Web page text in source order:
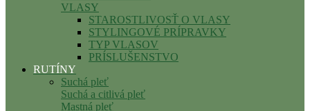
VLASY
STAROSTLIVOSŤ O VLASY
STYLINGOVÉ PRÍPRAVKY
TYP VLASOV
PRÍSLUŠENSTVO
RUTÍNY
Suchá pleť
Suchá a citlivá pleť
Mastná pleť